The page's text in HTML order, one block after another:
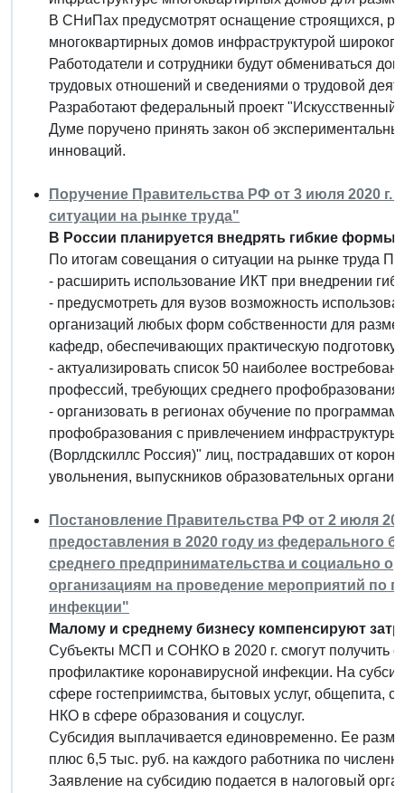
В СНиПах предусмотрят оснащение строящихся,
многоквартирных домов инфраструктурой
Работодатели и сотрудники будут обмениваться
трудовых отношений и сведениями о трудовой
Разработают федеральный проект "Искусственный
Думе поручено принять закон об
инноваций.
Поручение Правительства РФ от 3 июля 2020
ситуации на рынке труда"
В России планируется внедрять гибкие формы
По итогам совещания о ситуации на рынке труда
- расширить использование ИКТ при внедрении
- предусмотреть для вузов возможность
организаций любых форм собственности для
кафедр, обеспечивающих практическую
- актуализировать список 50 наиболее
профессий, требующих среднего профобразования;
- организовать в регионах обучение по
профобразования с привлечением
(Ворлдскиллс Россия)" лиц, пострадавших от
увольнения, выпускников образовательных
Постановление Правительства РФ от 2 июля
предоставления в 2020 году из федерального
среднего предпринимательства и социально
организациям на проведение мероприятий по
инфекции"
Малому и среднему бизнесу компенсируют
Субъекты МСП и СОНКО в 2020 г. смогут получить
профилактике коронавирусной инфекции. На
сфере гостеприимства, бытовых услуг, общепита,
НКО в сфере образования и соцуслуг.
Субсидия выплачивается единовременно. Ее
плюс 6,5 тыс. руб. на каждого работника по
Заявление на субсидию подается в налоговый